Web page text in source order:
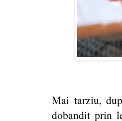
Mai tarziu,
dobandit prin